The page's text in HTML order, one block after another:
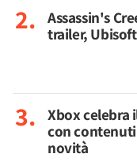
Assassin's
trailer,
Xbox celebra
con
novità